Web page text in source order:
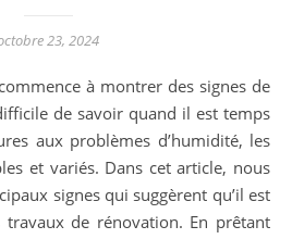
23, 2024
de savoir quand il est temps
aux problèmes d’humidité, les
et variés. Dans cet article, nous
signes qui suggèrent qu’il est
travaux de rénovation. En prêtant